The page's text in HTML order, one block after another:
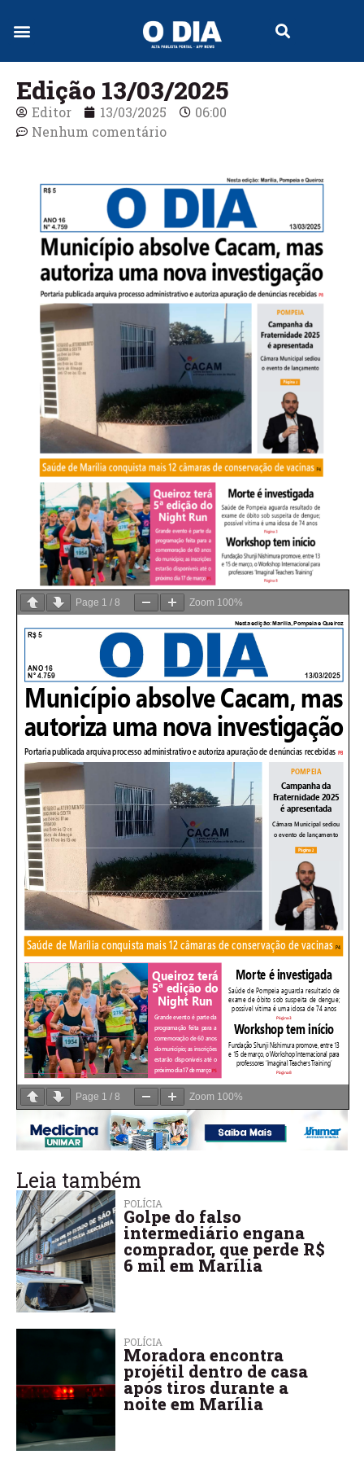
Edição 13/03/2025
Editor 13/03/2025
06:00
Nenhum comentário
Page 1 / 8 Zoom 100%
Page 1 / 8 Zoom 100%
Leia também
POLÍCIA
Golpe do falso
intermediário engana
comprador, que perde R$
6 mil em Marília
POLÍCIA
Moradora encontra
projétil dentro de casa
após tiros durante a
noite em Marília